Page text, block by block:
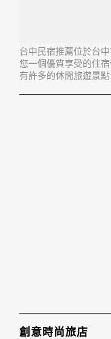
台中民宿推薦位於台
您一個優質享受的住
有許多的休閒旅遊景
創意時尚旅店